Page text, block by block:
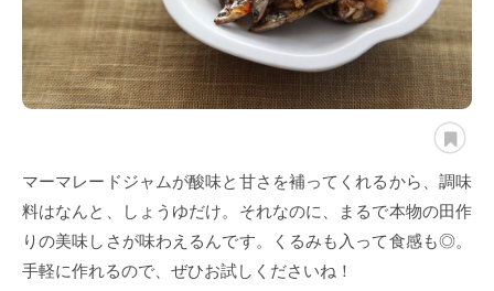
マーマレードジャムが酸味と甘さを補ってくれるから、調味
料はなんと、しょうゆだけ。それなのに、まるで本物の田作
りの美味しさが味わえるんです。くるみも入って食感も◎。
手軽に作れるので、ぜひお試しくださいね！